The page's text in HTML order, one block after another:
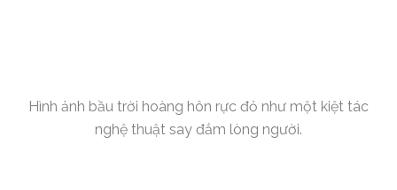
Hình ảnh bầu trời hoàng hôn rực đỏ như một kiệt tác
nghệ thuật say đắm lòng người.